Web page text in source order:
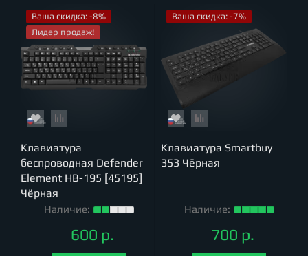
Ваша скидка: -8%
Лидер продаж!
Клавиатура
беспроводная Defender
Element HB-195 [45195]
Чёрная
Наличие:
600 р.
Ваша скидка: -7%
Клавиатура Smartbuy
353 Чёрная
Наличие:
700 р.